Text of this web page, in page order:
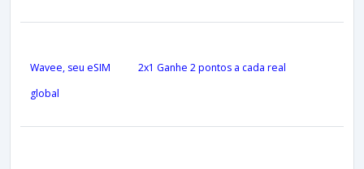
Wavee, seu eSIM
global
2x1 Ganhe 2 pontos a cada real